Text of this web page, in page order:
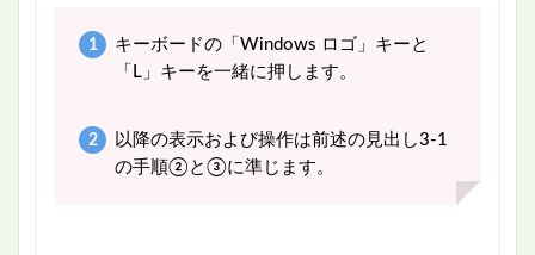
キーボードの「Windows ロゴ」キーと
「L」キーを一緒に押します。
以降の表示および操作は前述の見出し3-1
の手順②と③に準じます。